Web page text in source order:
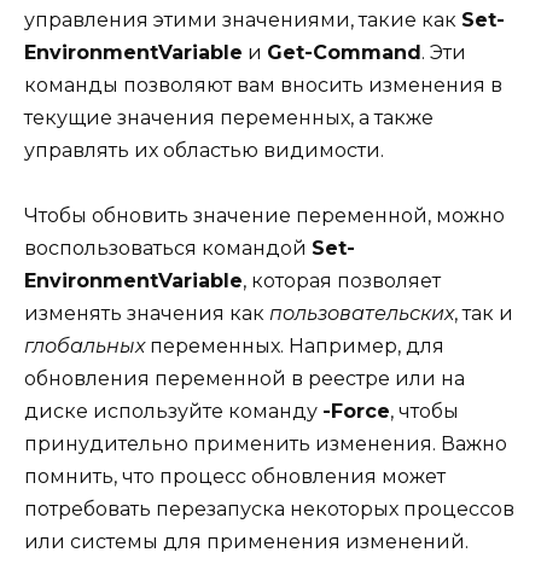
управления этими значениями, такие как Set-
EnvironmentVariable и Get-Command. Эти
команды позволяют вам вносить изменения в
текущие значения переменных, а также
управлять их областью видимости.
Чтобы обновить значение переменной, можно
воспользоваться командой Set-
EnvironmentVariable, которая позволяет
изменять значения как пользовательских, так и
глобальныхпеременных. Например, для
обновления переменной в реестре или на
диске используйте команду -Force, чтобы
принудительно применить изменения. Важно
помнить, что процесс обновления может
потребовать перезапуска некоторых процессов
или системы для применения изменений.